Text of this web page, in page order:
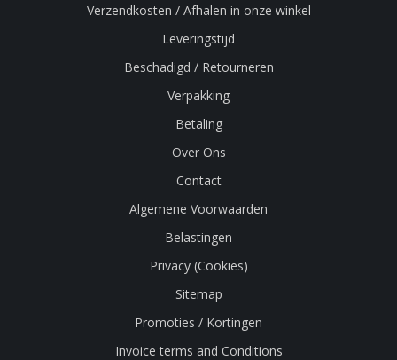
Verzendkosten / Afhalen in onze winkel
Leveringstijd
Beschadigd / Retourneren
Verpakking
Betaling
Over Ons
Contact
Algemene Voorwaarden
Belastingen
Privacy (Cookies)
Sitemap
Promoties / Kortingen
Invoice terms and Conditions